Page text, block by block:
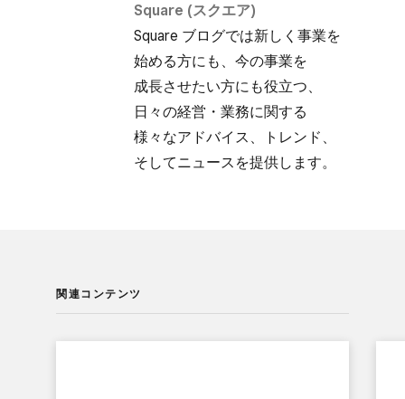
Square (スクエア)
Square ブログでは​新しく​事業を​
始める方にも、​今の​事業を​
成長させたい方にも​役立つ、​
日々の​経営・業務に​関する​
様々な​アドバイス、​トレンド、​
そして​ニュースを​提供します。
関連コンテンツ